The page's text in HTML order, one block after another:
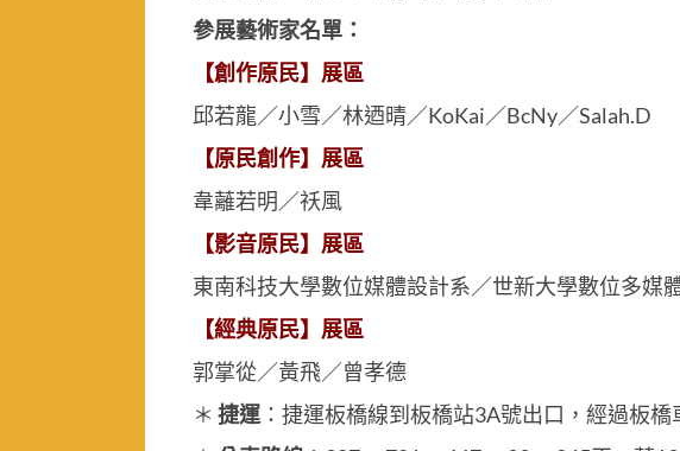
參展藝術家名單：
【創作原民】展區
邱若龍／小雪／林迺晴／KoKai／BcNy／Salah.D
【原民創作】展區
韋蘺若明／祅風
【影音原民】展區
東南科技大學數位媒體設計系／世新大學數位多媒
【經典原民】展區
郭掌從／黃飛／曾孝德
＊ 捷運 ：捷運板橋線到板橋站3A號出口，經過板